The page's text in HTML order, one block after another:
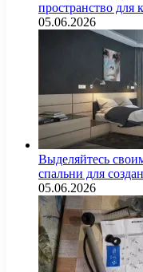
пространство
05.06.2026
Выделяйтесь
спальни для
05.06.2026